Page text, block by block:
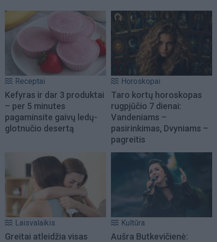
Receptai
Kefyras ir dar 3 produktai
– per 5 minutes
pagaminsite gaivų ledų-
glotnučio desertą
Horoskopai
Taro kortų horoskopas
rugpjūčio 7 dienai:
Vandeniams –
pasirinkimas, Dvyniams –
pagreitis
Laisvalaikis
Greitai atleidžia visas
Kultūra
Aušra Butkevičienė: